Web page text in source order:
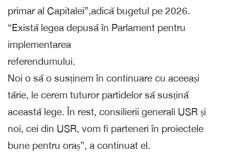
primar al Capitalei”,adică bugetul pe 2026.
“Există legea depusă în Parlament pentru
implementarea
referendumului.
Noi o să o susținem în continuare cu aceeași
tărie, le cerem tuturor partidelor să susțină
această lege. În rest, consilierii generali USR și
noi, cei din USR, vom fi parteneri în proiectele
bune pentru oraș”, a continuat el.